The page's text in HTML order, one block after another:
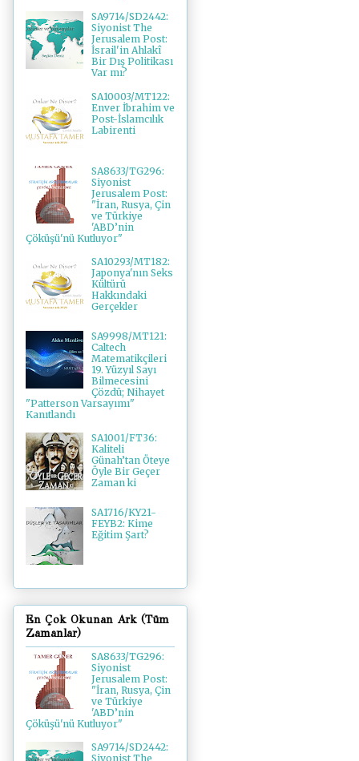
SA9714/SD2442:
Siyonist The
Jerusalem Post:
İsrail'in Ahlakî
Bir Dış Politikası
Var mı?
SA10003/MT122:
Enver İbrahim ve
Post-İslamcılık
Labirenti
SA8633/TG296:
Siyonist
Jerusalem Post:
"İran, Rusya, Çin
ve Türkiye
'ABD’nin
Çöküşü'nü Kutluyor"
SA10293/MT182:
Japonya'nın Seks
Kültürü
Hakkındaki
Gerçekler
SA9998/MT121:
Caltech
Matematikçileri
19. Yüzyıl Sayı
Bilmecesini
Çözdü; Nihayet
"Patterson Varsayımı"
Kanıtlandı
SA1001/FT36:
Kaliteli
Günah’tan Öteye
Öyle Bir Geçer
Zaman ki
SA1716/KY21-
FEYB2: Kime
Eğitim Şart?
En Çok Okunan Ark (Tüm
Zamanlar)
SA8633/TG296:
Siyonist
Jerusalem Post:
"İran, Rusya, Çin
ve Türkiye
'ABD’nin
Çöküşü'nü Kutluyor"
SA9714/SD2442:
Siyonist The